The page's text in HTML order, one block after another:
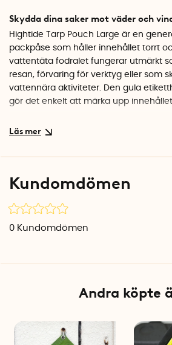
Skydda dina saker mot väder och
Hightide Tarp Pouch Large är en
packpåse som håller innehållet torrt
vattentäta fodralet fungerar utmärkt
resan, förvaring för verktyg eller som
vattennära aktiviteter. Den gula
gör det enkelt att märka upp
Praktiska detaljer
samma robusta presenningsväv som
Mått: 23 x 24 cm
Kundomdömen
0 Kundomdömen
Andra köpte